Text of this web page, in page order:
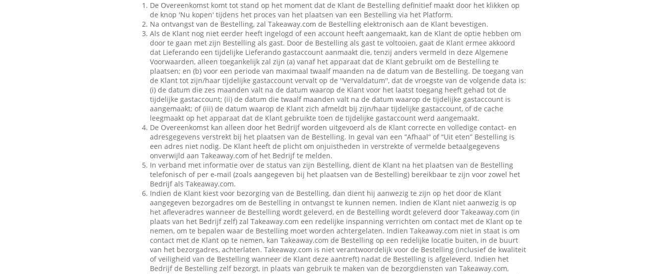
De Overeenkomst komt tot stand op het moment dat de Klant de Bestelling definitief maakt door het klikken op
de knop 'Nu kopen' tijdens het proces van het plaatsen van een Bestelling via het Platform.
Na ontvangst van de Bestelling, zal Takeaway.com de Bestelling elektronisch aan de Klant bevestigen.
Als de Klant nog niet eerder heeft ingelogd of een account heeft aangemaakt, kan de Klant de optie hebben om
door te gaan met zijn Bestelling als gast. Door de Bestelling als gast te voltooien, gaat de Klant ermee akkoord
dat Lieferando een tijdelijke Lieferando gastaccount aanmaakt die, tenzij anders vermeld in deze Algemene
Voorwaarden, alleen toegankelijk zal zijn (a) vanaf het apparaat dat de Klant gebruikt om de Bestelling te
plaatsen; en (b) voor een periode van maximaal twaalf maanden na de datum van de Bestelling. De toegang van
de Klant tot zijn/haar tijdelijke gastaccount vervalt op de ''Vervaldatum'', dat de vroegste van de volgende data is:
(i) de datum die zes maanden valt na de datum waarop de Klant voor het laatst toegang heeft gehad tot de
tijdelijke gastaccount; (ii) de datum die twaalf maanden valt na de datum waarop de tijdelijke gastaccount is
aangemaakt; of (iii) de datum waarop de Klant zich afmeldt bij zijn/haar tijdelijke gastaccount, of de cache
leegmaakt op het apparaat dat de Klant gebruikte toen de tijdelijke gastaccount werd aangemaakt.
De Overeenkomst kan alleen door het Bedrijf worden uitgevoerd als de Klant correcte en volledige contact- en
adresgegevens verstrekt bij het plaatsen van de Bestelling. In geval van een “Afhaal” of “Uit eten” Bestelling is
een adres niet nodig. De Klant heeft de plicht om onjuistheden in verstrekte of vermelde betaalgegevens
onverwijld aan Takeaway.com of het Bedrijf te melden.
In verband met informatie over de status van zijn Bestelling, dient de Klant na het plaatsen van de Bestelling
telefonisch of per e-mail (zoals aangegeven bij het plaatsen van de Bestelling) bereikbaar te zijn voor zowel het
Bedrijf als Takeaway.com.
Indien de Klant kiest voor bezorging van de Bestelling, dan dient hij aanwezig te zijn op het door de Klant
aangegeven bezorgadres om de Bestelling in ontvangst te kunnen nemen. Indien de Klant niet aanwezig is op
het afleveradres wanneer de Bestelling wordt geleverd, en de Bestelling wordt geleverd door Takeaway.com (in
plaats van het Bedrijf zelf) zal Takeaway.com een redelijke inspanning verrichten om contact met de Klant op te
nemen, om te bepalen waar de Bestelling moet worden achtergelaten. Indien Takeaway.com niet in staat is om
contact met de Klant op te nemen, kan Takeaway.com de Bestelling op een redelijke locatie buiten, in de buurt
van het bezorgadres, achterlaten. Takeaway.com is niet verantwoordelijk voor de Bestelling (inclusief de kwaliteit
of veiligheid van de Bestelling wanneer de Klant deze aantreft) nadat de Bestelling is afgeleverd. Indien het
Bedrijf de Bestelling zelf bezorgt, in plaats van gebruik te maken van de bezorgdiensten van Takeaway.com,